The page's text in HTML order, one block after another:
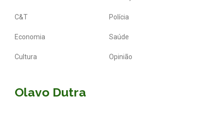
C&T Polícia
Economia Saúde
Cultura Opinião
Olavo Dutra